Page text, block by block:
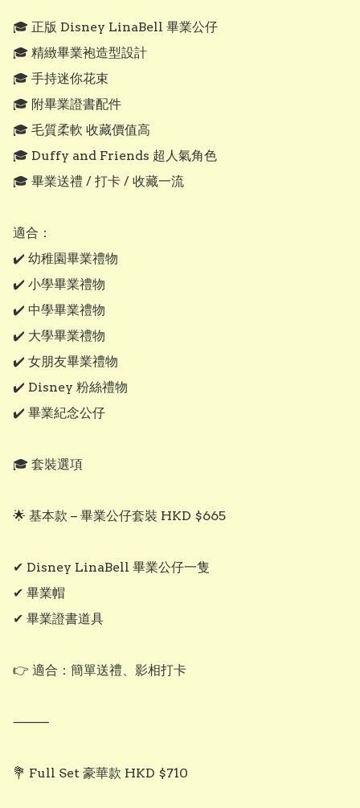
🎓 正版 Disney LinaBell 畢業公仔
🎓 精緻畢業袍造型設計
🎓 手持迷你花束
🎓 附畢業證書配件
🎓 毛質柔軟 收藏價值高
🎓 Duffy and Friends 超人氣角色
🎓 畢業送禮 / 打卡 / 收藏一流
適合：
✔️ 幼稚園畢業禮物
✔️ 小學畢業禮物
✔️ 中學畢業禮物
✔️ 大學畢業禮物
✔️ 女朋友畢業禮物
✔️ Disney 粉絲禮物
✔️ 畢業紀念公仔
🎓 套裝選項
🌟 基本款 – 畢業公仔套裝 HKD $665
✔ Disney LinaBell 畢業公仔一隻
✔ 畢業帽
✔ 畢業證書道具
👉 適合：簡單送禮、影相打卡
⸻
💐 Full Set 豪華款 HKD $710